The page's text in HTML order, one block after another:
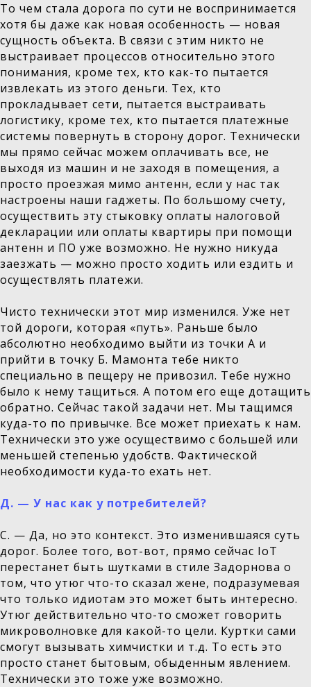
То чем стала дорога по сути не воспринимается
хотя бы даже как новая особенность — новая
сущность объекта. В связи с этим никто не
выстраивает процессов относительно этого
понимания, кроме тех, кто как-то пытается
извлекать из этого деньги. Тех, кто
прокладывает сети, пытается выстраивать
логистику, кроме тех, кто пытается платежные
системы повернуть в сторону дорог. Технически
мы прямо сейчас можем оплачивать все, не
выходя из машин и не заходя в помещения, а
просто проезжая мимо антенн, если у нас так
настроены наши гаджеты. По большому счету,
осуществить эту стыковку оплаты налоговой
декларации или оплаты квартиры при помощи
антенн и ПО уже возможно. Не нужно никуда
заезжать — можно просто ходить или ездить и
осуществлять платежи.
Чисто технически этот мир изменился. Уже нет
той дороги, которая «путь». Раньше было
абсолютно необходимо выйти из точки А и
прийти в точку Б. Мамонта тебе никто
специально в пещеру не привозил. Тебе нужно
было к нему тащиться. А потом его еще дотащить
обратно. Сейчас такой задачи нет. Мы тащимся
куда-то по привычке. Все может приехать к нам.
Технически это уже осуществимо с большей или
меньшей степенью удобств. Фактической
необходимости куда-то ехать нет.
Д. — У нас как у потребителей?
С. — Да, но это контекст. Это изменившаяся суть
дорог. Более того, вот-вот, прямо сейчас IoT
перестанет быть шутками в стиле Задорнова о
том, что утюг что-то сказал жене, подразумевая
что только идиотам это может быть интересно.
Утюг действительно что-то сможет говорить
микроволновке для какой-то цели. Куртки сами
смогут вызывать химчистки и т.д. То есть это
просто станет бытовым, обыденным явлением.
Технически это тоже уже возможно.